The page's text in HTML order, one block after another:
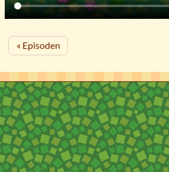
« Episoden